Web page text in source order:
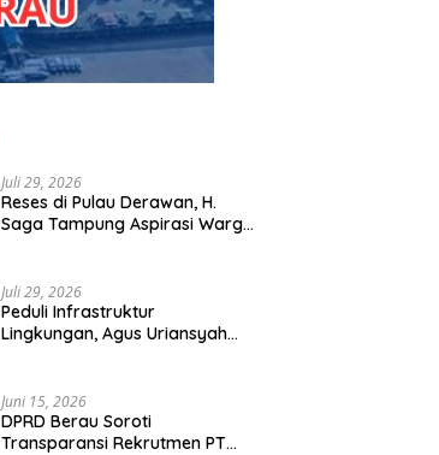
Juli 29, 2026
Reses di Pulau Derawan, H.
Saga Tampung Aspirasi Warga
Juli 29, 2026
Peduli Infrastruktur
Lingkungan, Agus Uriansyah
Juni 15, 2026
DPRD Berau Soroti
Transparansi Rekrutmen PT